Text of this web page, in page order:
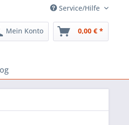
Service/Hilfe
Mein Konto 0,00 € *